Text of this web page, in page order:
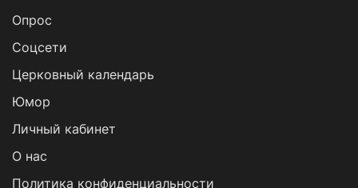
Опрос
Cоцсети
Церковный календарь
Юмор
Личный кабинет
О нас
Политика конфиденциальности